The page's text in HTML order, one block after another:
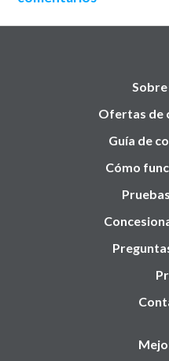
Ofertas de
Guía de
Cómo